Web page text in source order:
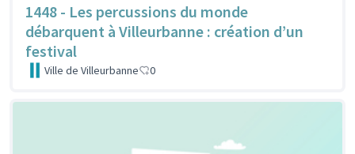
1448 - Les percussions du monde
débarquent à Villeurbanne : création d’un
festival
Ville de Villeurbanne 0